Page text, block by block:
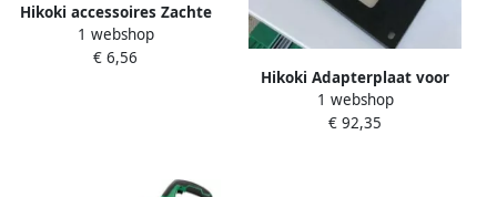
Hikoki accessoires Zachte
Tussenschijf Voor
Schuurmachines Delta 94
1 webshop
€ 6,56
Hikoki Adapterplaat voor
cirkelzaag C3606 C18DBAL
1 webshop
€ 92,35